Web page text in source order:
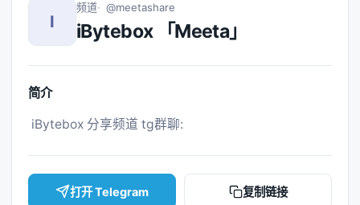
I
频道 @meetashare
iBytebox 「Meeta」
简介
iBytebox 分享频道 tg群聊:
打开 Telegram 复制链接